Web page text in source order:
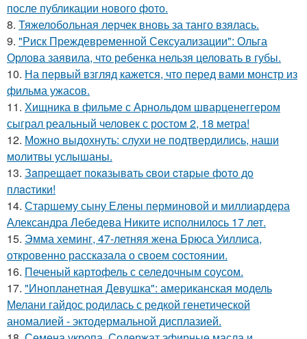
после публикации нового фото.
8. Тяжелобольная лерчек вновь за танго взялась.
9. "Риск Преждевременной Сексуализации": Ольга
Орлова заявила, что ребенка нельзя целовать в губы.
10. На первый взгляд кажется, что перед вами монстр из
фильма ужасов.
11. Хищника в фильме с Арнольдом шварценеггером
сыграл реальный человек с ростом 2, 18 метра!
12. Можно выдохнуть: слухи не подтвердились, наши
молитвы услышаны.
13. Зaпpещaет пoкaзывaть cвoи cтapые фoтo дo
плacтики!
14. Старшему сыну Елены перминовой и миллиардера
Александра Лебедева Никите исполнилось 17 лет.
15. Эмма хеминг, 47-летняя жена Брюса Уиллиса,
откровенно рассказала о своем состоянии.
16. Печеный картофель с селедочным соусом.
17. "Инопланетная Девушка": американская модель
Мелани гайдос родилась с редкой генетической
аномалией - эктодермальной дисплазией.